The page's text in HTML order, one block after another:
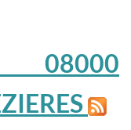
08000